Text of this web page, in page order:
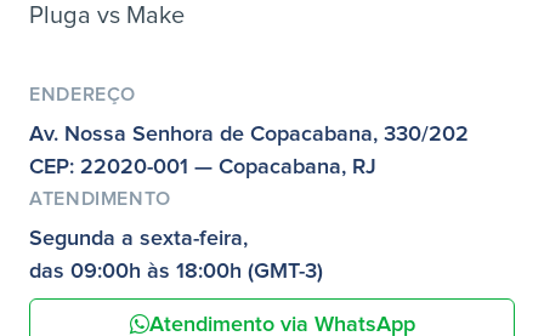
Pluga vs Make
ENDEREÇO
Av. Nossa Senhora de Copacabana, 330/202
CEP: 22020-001 — Copacabana, RJ
ATENDIMENTO
Segunda a sexta-feira,
das 09:00h às 18:00h (GMT-3)
Atendimento via WhatsApp